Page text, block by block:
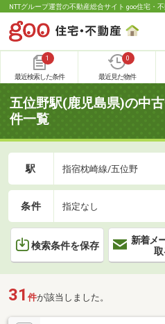
NTTグループ運営の不動産総合サイト goo住宅・
1
最近検索した条件
0
最近見た物件
五位野駅(鹿児島県)の中
件一覧
駅 指宿枕崎線/五位野
条件 指定なし
検索条件を保存
新着メ
取
31 件が該当しました。